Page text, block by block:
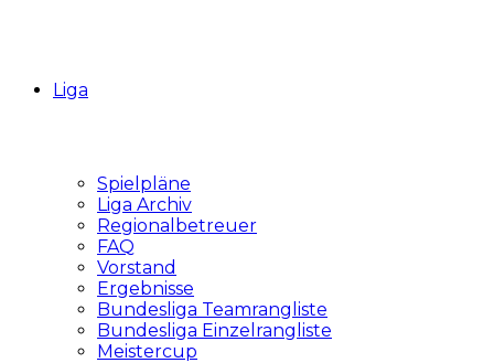
Liga
Spielpläne
Liga Archiv
Regionalbetreuer
FAQ
Vorstand
Ergebnisse
Bundesliga Teamrangliste
Bundesliga Einzelrangliste
Meistercup